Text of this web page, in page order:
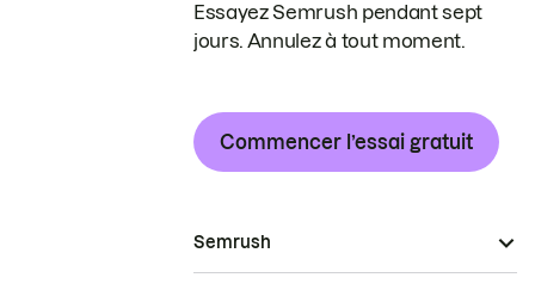
Essayez Semrush pendant sept
jours. Annulez à tout moment.
Commencer l’essai gratuit
Semrush